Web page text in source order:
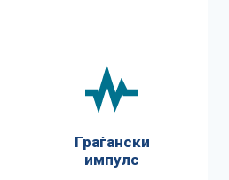
Граѓански
импулс